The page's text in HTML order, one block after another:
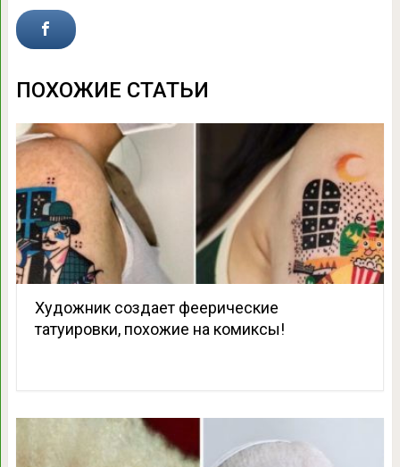
ПОХОЖИЕ СТАТЬИ
Художник создает феерические
татуировки, похожие на комиксы!